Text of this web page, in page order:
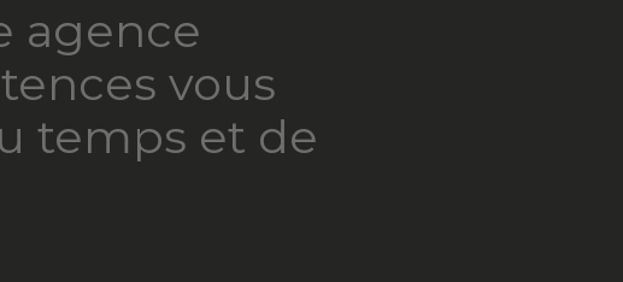
agence
vous
temps et de